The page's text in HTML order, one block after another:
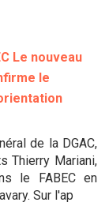
Le nouveau
le
de la DGAC,
Thierry Mariani,
le FABEC en
Sur l'ap